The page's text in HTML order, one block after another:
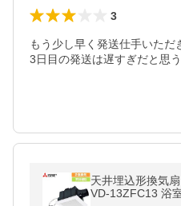
3
もう少し早く発送仕手いただ
3日目の発送は遅すぎだと思う
天井埋込形換気
VD-13ZFC13 浴